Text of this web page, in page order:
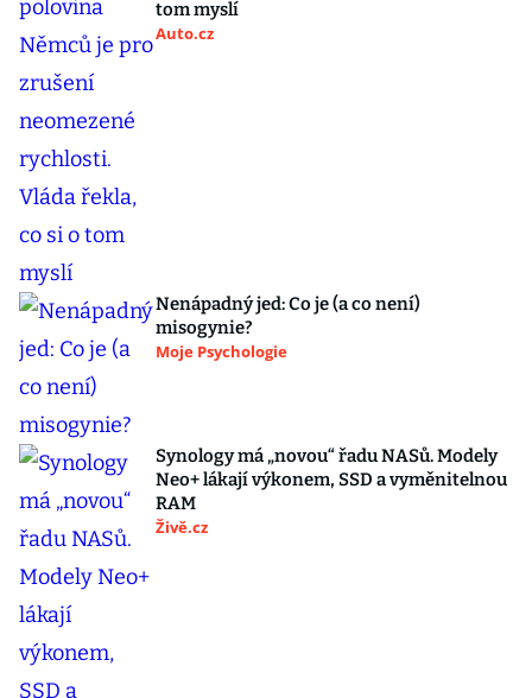
tom myslí
Auto.cz
Nenápadný jed: Co je (a co není)
misogynie?
Moje Psychologie
Synology má „novou“ řadu NASů. Modely
Neo+ lákají výkonem, SSD a vyměnitelnou
RAM
Živě.cz